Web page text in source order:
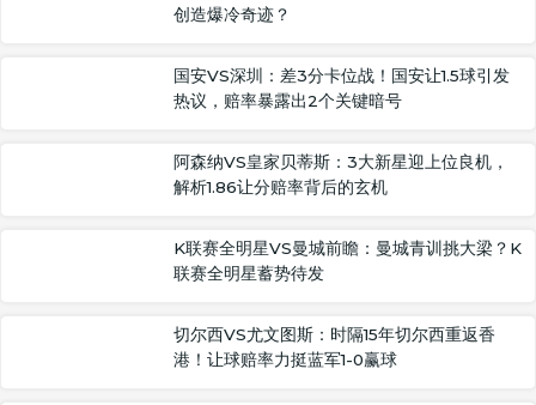
创造爆冷奇迹？
国安VS深圳：差3分卡位战！国安让1.5球引发
热议，赔率暴露出2个关键暗号
阿森纳VS皇家贝蒂斯：3大新星迎上位良机，
解析1.86让分赔率背后的玄机
K联赛全明星VS曼城前瞻：曼城青训挑大梁？K
联赛全明星蓄势待发
切尔西VS尤文图斯：时隔15年切尔西重返香
港！让球赔率力挺蓝军1-0赢球